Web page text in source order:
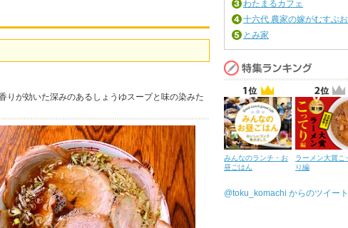
りが効いた深みのあるしょうゆスープと味の染みた
わたまるカフェ
十六代 農家の嫁がむすぶ
とみ家
みんなのランチ・お
昼ごはん
ラーメン大賞こ
り編
@toku_komachi からのツイート